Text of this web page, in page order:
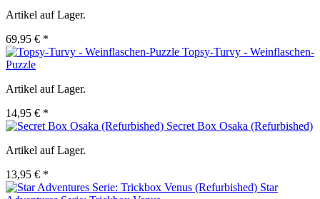
Artikel auf Lager.
69,95 € *
Topsy-Turvy - Weinflaschen-
Puzzle
Artikel auf Lager.
14,95 € *
Secret Box Osaka (Refurbished)
Artikel auf Lager.
13,95 € *
Star